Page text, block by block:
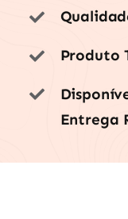
6400W
Produto
Entrega